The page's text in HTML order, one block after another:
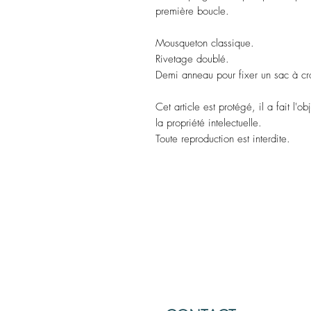
première boucle.
Mousqueton classique.
Rivetage doublé.
Demi anneau pour fixer un sac à
Cet article est protégé, il a fait
la propriété intelectuelle.
Toute reproduction est interdite.